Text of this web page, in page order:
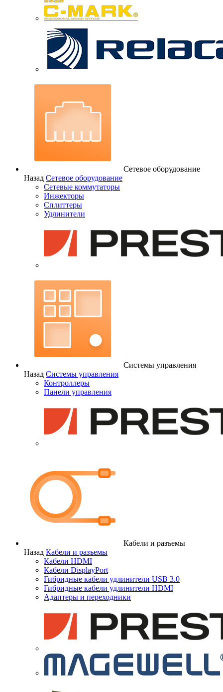
Сетевое оборудование
Назад Сетевое оборудование
Сетевые коммутаторы
Инжекторы
Сплиттеры
Удлинители
Системы управления
Назад Системы управления
Контроллеры
Панели управления
Кабели и разъемы
Назад Кабели и разъемы
Кабели HDMI
Кабели DisplayPort
Гибридные кабели удлинители USB 3.0
Гибридные кабели удлинители HDMI
Адаптеры и переходники